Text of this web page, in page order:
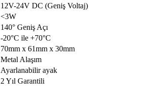
12V-24V DC (Geniş Voltaj)
<3W
140° Geniş Açı
-20°C ile +70°C
70mm x 61mm x 30mm
Metal Alaşım
Ayarlanabilir ayak
2 Yıl Garantili